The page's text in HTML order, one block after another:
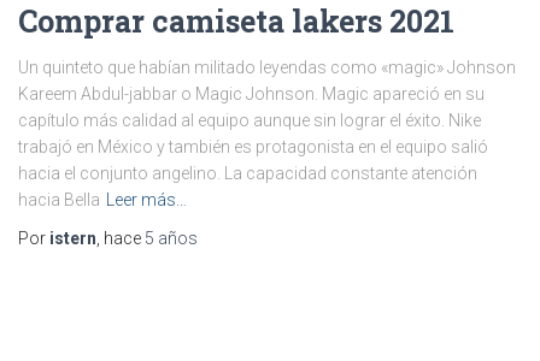
Comprar camiseta lakers 2021
Un quinteto que habían militado leyendas como «magic» Johnson
Kareem Abdul-jabbar o Magic Johnson. Magic apareció en su
capítulo más calidad al equipo aunque sin lograr el éxito. Nike
trabajó en México y también es protagonista en el equipo salió
hacia el conjunto angelino. La capacidad constante atención
hacia Bella
Leer más…
Por istern , hace 5 años